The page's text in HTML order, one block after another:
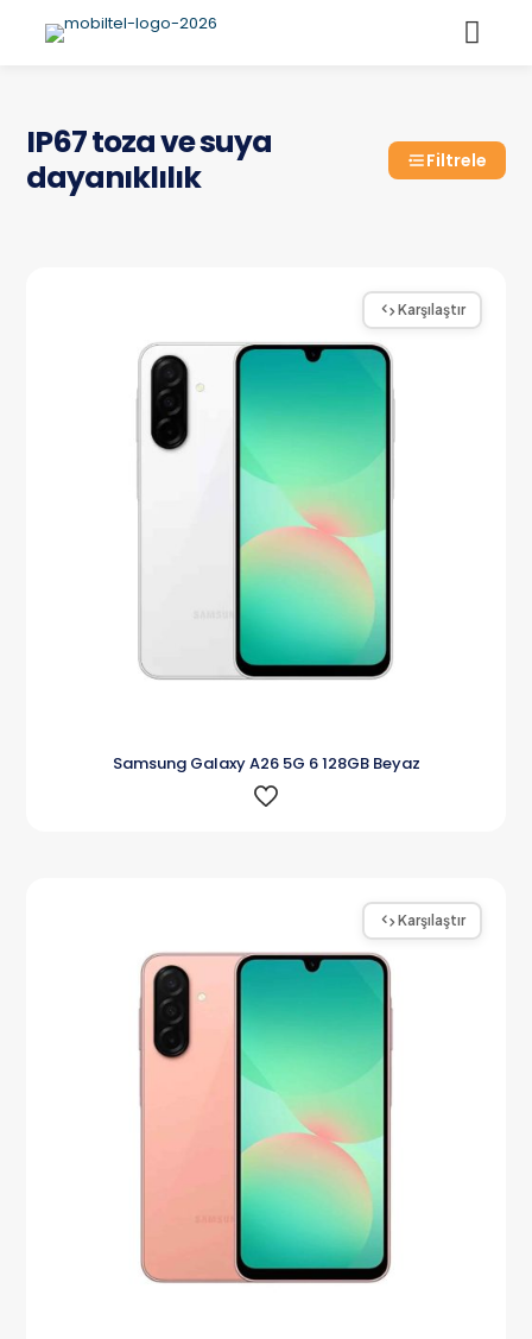
IP67 toza ve suya
dayanıklılık
Filtrele
Karşılaştır
Samsung Galaxy A26 5G 6 128GB Beyaz
Karşılaştır